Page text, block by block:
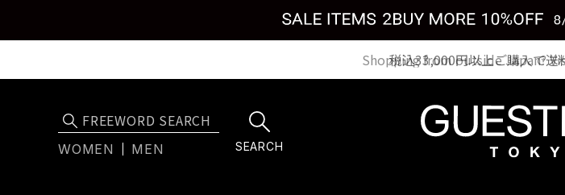
税込33,000円以上ご購入で
WOMEN MEN SEARCH